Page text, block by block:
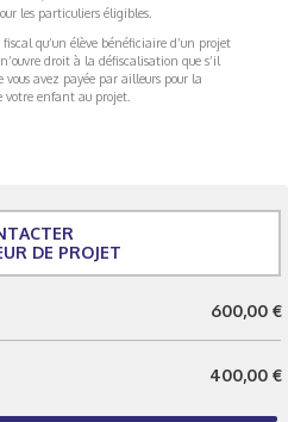
les particuliers éligibles.
qu’un élève bénéficiaire d’un projet
droit à la défiscalisation que s’il
avez payée par ailleurs pour la
enfant au projet.
DE PROJET
600,00 €
400,00 €